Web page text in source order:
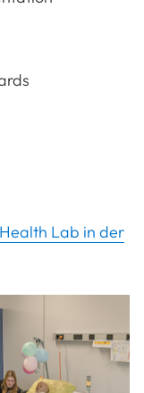
Lab in der